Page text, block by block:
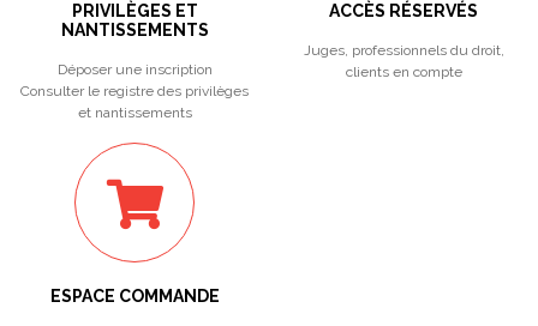
PRIVILÈGES ET
NANTISSEMENTS
Déposer une inscription
Consulter le registre des privilèges
et nantissements
ACCÈS RÉSERVÉS
Juges, professionnels du droit,
clients en compte
ESPACE COMMANDE